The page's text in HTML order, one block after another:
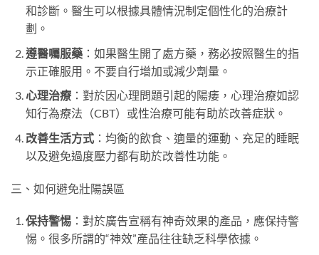
和診斷。醫生可以根據具體情況制定個性化的治療計
劃。
遵醫囑服藥：如果醫生開了處方藥，務必按照醫生的指
示正確服用。不要自行增加或減少劑量。
心理治療：對於因心理問題引起的陽痿，心理治療如認
知行為療法（CBT）或性治療可能有助於改善症狀。
改善生活方式：均衡的飲食、適量的運動、充足的睡眠
以及避免過度壓力都有助於改善性功能。
三、如何避免壯陽誤區
保持警惕：對於廣告宣稱有神奇效果的產品，應保持警
惕。很多所謂的“神效”產品往往缺乏科學依據。